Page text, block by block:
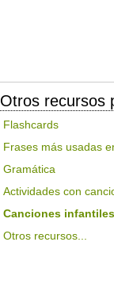
Otros recursos
Flashcards
Frases más usadas
Gramática
Actividades con
Canciones
Otros recursos...